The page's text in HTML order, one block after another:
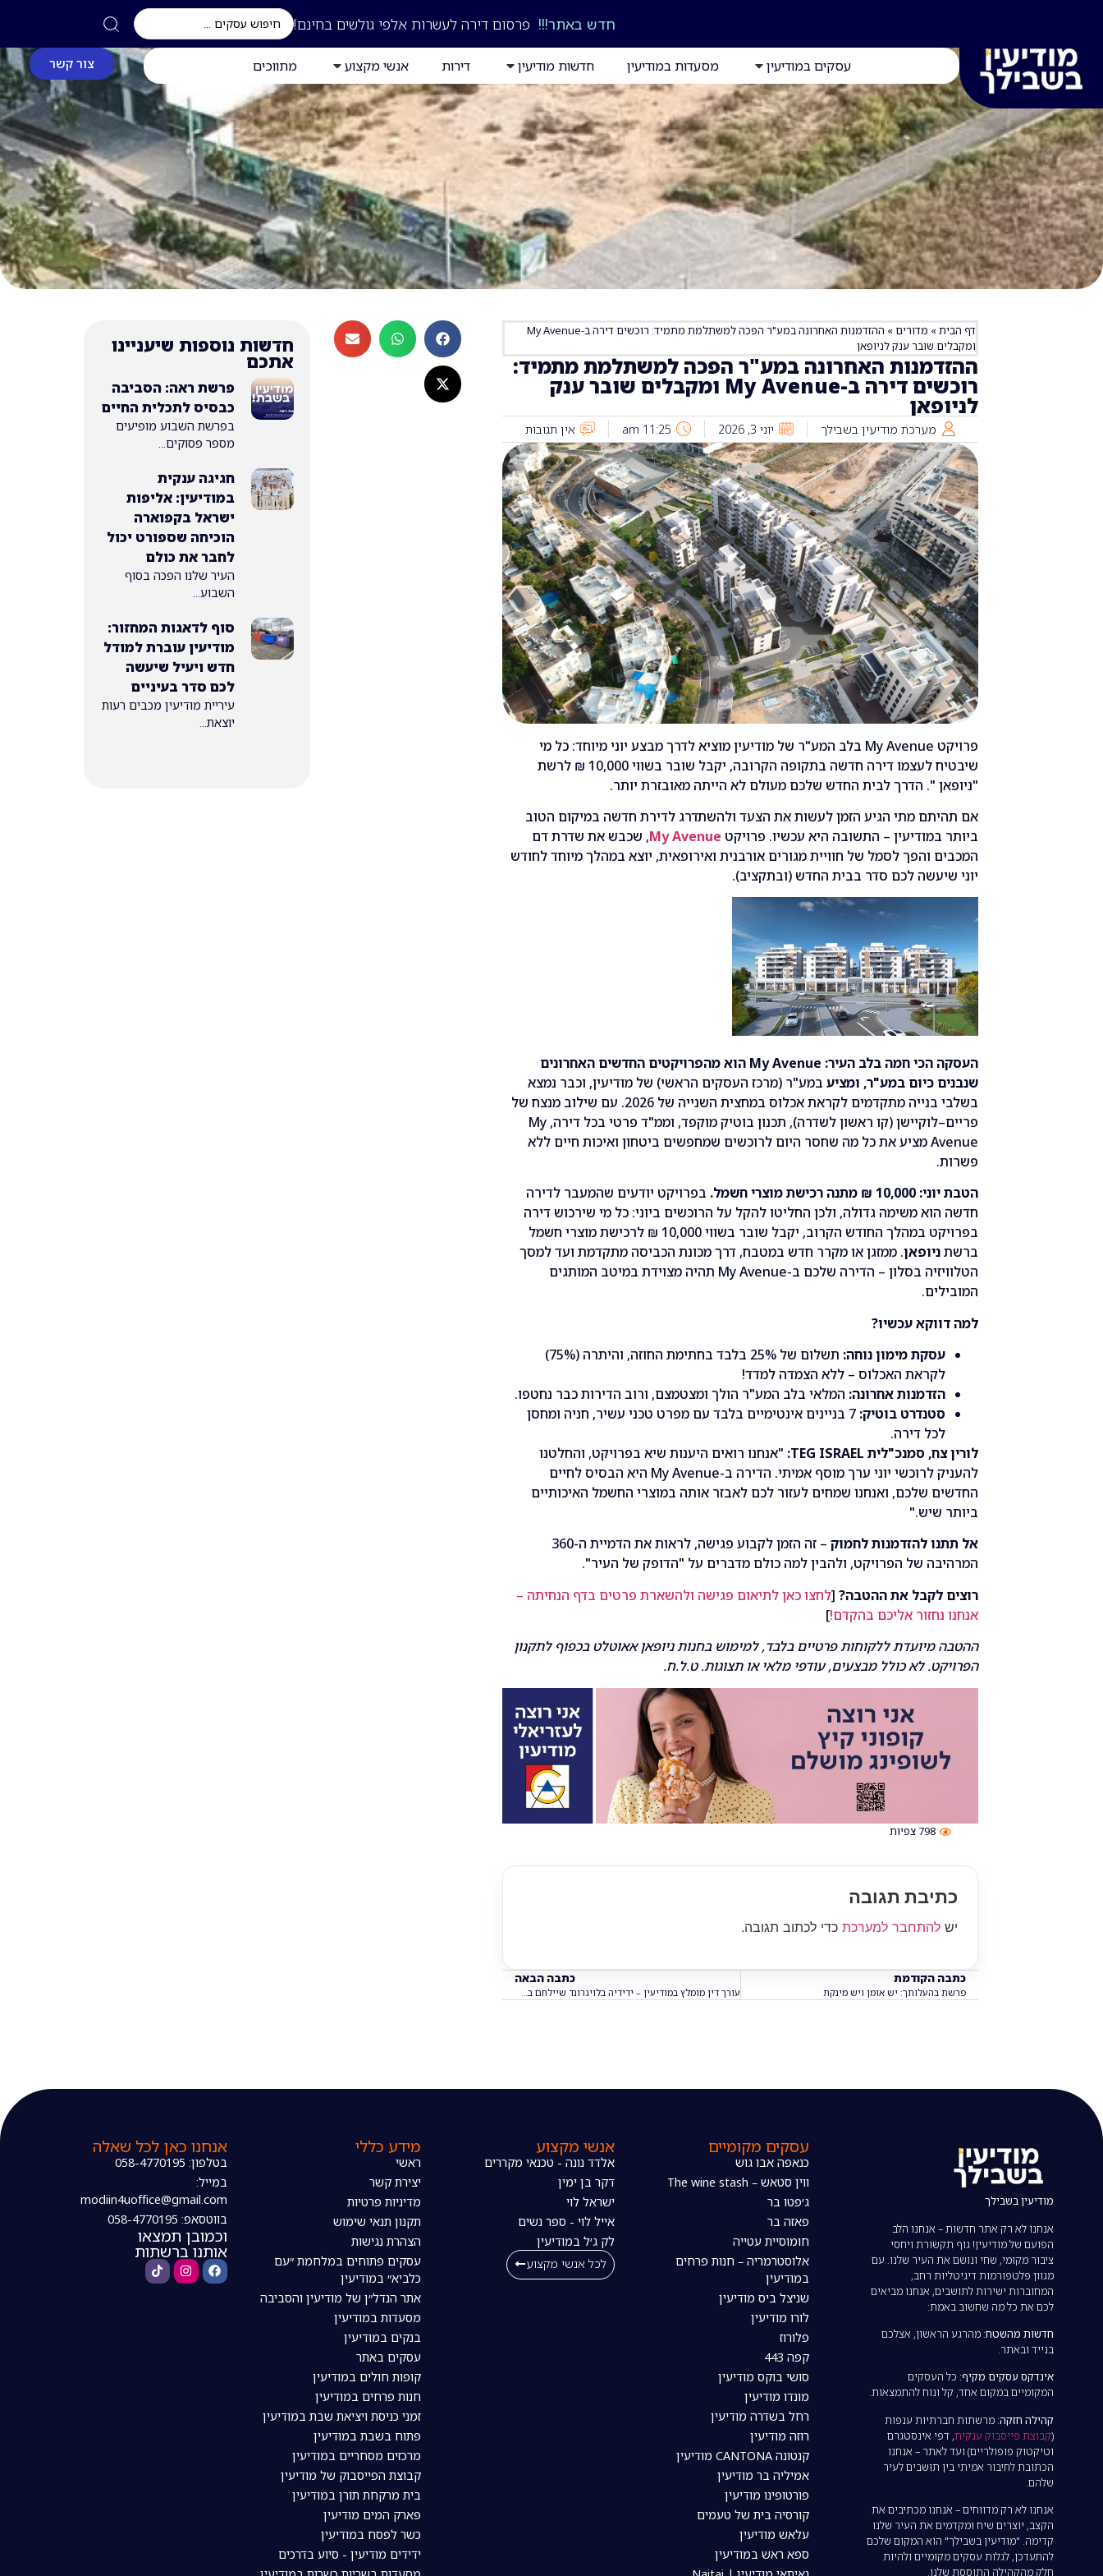
חדש באתר!!! פרסום דירה לעשרות אלפי גולשים בחינם!
עסקים במודיעין מסעדות במודיעין חדשות מודיעין דירות אנשי מקצוע מתווכים צור קשר
דף הבית» מדורים »
ההזדמנות האחרונה במע"ר הפכה למשתלמת מתמיד: רוכשים דירה ב-My Avenue
ומקבלים שובר ענק לניופאן
ההזדמנות האחרונה במע"ר הפכה למשתלמת מתמיד:
רוכשים דירה ב-My Avenue ומקבלים שובר ענק
לניופאן
מערכת מודיעין בשבילך יוני 3, 2026 11:25 am אין תגובות
פרויקט בלב המע"ר של מודיעין מוציא לדרך מבצע יוני מיוחד: כל מי
שיבטיח לעצמו דירה חדשה בתקופה הקרובה, יקבל שובר בשווי
₪ לרשת
"ניופאן ". הדרך לבית החדש שלכם מעולם לא הייתה מאובזרת יותר.
אם תהיתם מתי הגיע הזמן לעשות את הצעד ולהשתדרג לדירת חדשה במיקום הטוב
ביותר במודיעין – התשובה היא עכשיו. פרויקט My Avenue
, שכבש את שדרת דם
המכבים והפך לסמל של חוויית מגורים אורבנית ואירופאית, יוצא במהלך מיוחד לחודש
יוני שיעשה לכם סדר בבית החדש (ובתקציב).
העסקההכיחמהבלב העיר: My Avenue הואמהפרויקטים החדשים האחרונים
שנבנים כיום במע"ר, ומציע במע"ר (מרכז העסקים הראשי) של מודיעין, וכבר נמצא
בשלבי בנייה מתקדמים לקראת אכלוס במחצית השנייה של
עם שילוב מנצח של
פריים–לוקיישן(קו ראשון לשדרה), תכנון בוטיק מוקפד, וממ"ד פרטי בכל דירה , My
Avenueמציע את כל מה שחסר היום לרוכשים שמחפשים ביטחון ואיכות חיים ללא
פשרות.
הטבתיוני: 10,000
₪ מתנהרכישתמוצריחשמל. בפרויקט יודעים שהמעבר לדירה
חדשה הוא משימה גדולה, ולכן החליטו להקל על הרוכשים ביוני: כל מי שירכוש דירה
בפרויקט במהלך החודש הקרוב, יקבל שובר בשווי
₪ לרכישת מוצרי חשמל
ברשתניופאן. ממזגן או מקרר חדש במטבח, דרך מכונת הכביסה מתקדמת ועד למסך
הטלוויזיה בסלון – הדירה שלכם ב-My Avenue
תהיה מצוידת במיטב המותגים
המובילים.
למהדווקאעכשיו?
עסקתמימוןנוחה: תשלום של בלבד בחתימת החוזה, והיתרה(75%)
לקראת האכלוס – ללא הצמדה למדד!
הזדמנותאחרונה: המלאי בלב המע"ר הולך ומצטמצם, ורוב הדירות כבר נחטפו.
סטנדרט בוטיק: בניינים אינטימיים בלבד עם מפרט טכני עשיר, חניה ומחסן
לכל דירה.
לוריןצח, סמנכ"לית "אנחנו רואים היענות שיא בפרויקט, והחלטנו
להעניק לרוכשי יוני ערך מוסף אמיתי. הדירה ב-My Avenue
היא הבסיס לחיים
החדשים שלכם, ואנחנו שמחים לעזור לכם לאבזר אותה במוצרי החשמל האיכותיים
ביותר שיש."
אל תתנולהזדמנותלחמוק – זה הזמן לקבוע פגישה,לראות את הדמיית ה-360
המרהיבה של הפרויקט, ולהבין למה כולם מדברים על "הדופק של העיר".
רוצים לקבל אתההטבה?
[לחצוכאןלתיאום פגישה ולהשארת פרטים בדף הנחיתה –
אנחנו נחזור אליכם בהקדם!
]
ההטבה מיועדתללקוחותפרטיים בלבד,למימוש בחנותניופאן אאוטלט בכפוף לתקנון
הפרויקט.לאכולל מבצעים,עודפי מלאי או תצוגות.ט.ל.ח.
798 צפיות
כתיבת תגובה
יש להתחבר למערכת כדי לכתוב תגובה.
כתבה הקודמת
פרשת בהעלותך: יש אומן ויש מינקת
כתבה הבאה
חדשות נוספות שיעניינו
אתכם
פרשת ראה: הסביבה
כבסיס לתכלית החיים
בפרשת השבוע מופיעים
מספר פסוקים...
חגיגה ענקית
במודיעין: אליפות
ישראל בקפוארה
הוכיחה שספורט יכול
לחבר את כולם
העיר שלנו הפכה בסוף
השבוע...
סוף לדאגות המחזור:
מודיעין עוברת למודל
חדש ויעיל שיעשה
לכם סדר בעיניים
עיריית מודיעין מכבים רעות
יוצאת...
מודיעין בשבילך
אנחנו לא רק אתר חדשות – אנחנו הלב
הפועם של מודיעין! גוף תקשורת ויחסי
ציבור מקומי, שחי ונושם את העיר שלנו. עם
מגוון פלטפורמות דיגיטליות רחב,
המחוברות ישירות לתושבים, אנחנו מביאים
לכם את כל מה שחשוב באמת:
חדשות מהשטח: מהרגע הראשון, אצלכם
בנייד ובאתר.
אינדקס עסקים מקיף: כל העסקים
המקומיים במקום אחד, קל ונוח להתמצאות.
קהילה חזקה: מרשתות חברתיות ענפות
(קבוצת פייסבוק ענקית, דפי אינסטגרם
וטיקטוק פופולריים) ועד לאתר – אנחנו
הכתובת לחיבור אמיתי בין תושבים לעיר
שלהם.
אנחנו לא רק מדווחים – אנחנו מכתיבים את
הקצב, יוצרים שיח ומקדמים את העיר שלנו
קדימה. "מודיעין בשבילך" הוא המקום שלכם
להתעדכן, לגלות עסקים מקומיים ולהיות
חלק מהקהילה התוססת שלנו.
עסקים מקומיים
כנאפה אבו גוש
ווין סטאש – The wine stash
ג׳פטו בר
פאזה בר
חומוסיית עטייה
אלוסטרמריה – חנות פרחים
במודיעין
שניצל ביס מודיעין
לורו מודיעין
פלורוז
קפה 443
סושי בוקס מודיעין
מונדו מודיעין
רחל בשדרה מודיעין
רוזה מודיעין
קנטונה CANTONA מודיעין
אמיליה בר מודיעין
פורטופינו מודיעין
קורסיה בית של טעמים
עלאש מודיעין
ספא ראש במודיעין
אנשי מקצוע
אלדד נונה - טכנאי מקררים
דקר בן ימין
ישראל לוי
אייל לוי - ספר נשים
לק ג׳ל במודיעין
לכל אנשי מקצוע
מידע כללי
ראשי
יצירת קשר
מדיניות פרטיות
תקנון תנאי שימוש
הצהרת נגישות
עסקים פתוחים במלחמת ״עם
כלביא״ במודיעין
אתר הנדל״ן של מודיעין והסביבה
מסעדות במודיעין
בנקים במודיעין
עסקים באתר
קופות חולים במודיעין
חנות פרחים במודיעין
זמני כניסת ויציאת שבת במודיעין
פתוח בשבת במודיעין
מרכזים מסחריים במודיעין
קבוצת הפייסבוק של מודיעין
בית מרקחת תורן במודיעין
פארק המים מודיעין
כשר לפסח במודיעין
ידידים מודיעין - סיוע בדרכים
אנחנו כאן לכל שאלה
בטלפון: 058-4770195
במייל:
modiin4uoffice@gmail.com
בווטסאפ: 058-4770195
וכמובן תמצאו
אותנו ברשתות